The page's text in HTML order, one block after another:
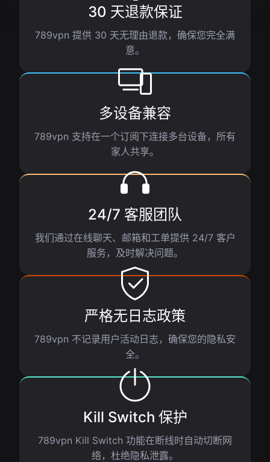
30 天退款保证
789vpn 提供 30 天无理由退款，确保您完全满
意。
多设备兼容
789vpn 支持在一个订阅下连接多台设备，所有
家人共享。
24/7 客服团队
我们通过在线聊天、邮箱和工单提供 24/7 客户
服务，及时解决问题。
严格无日志政策
789vpn 不记录用户活动日志，确保您的隐私安
全。
Kill Switch 保护
789vpn Kill Switch 功能在断线时自动切断网
络，杜绝隐私泄露。